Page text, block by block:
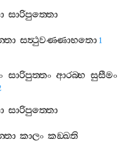
සාරිපුත‍්තො
සත්‍ථුවණ‍්ණාභතො 1
සාරිපුත‍්තං ආරබ‍්භ සුසීමං
සාරිපුත‍්තො
කාලං කඞ‍්ඛති